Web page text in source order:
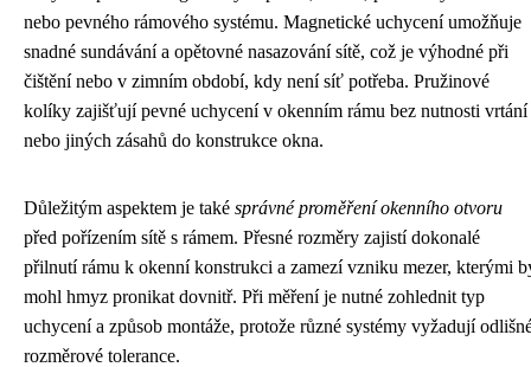
nebo pevného rámového systému. Magnetické uchycení umožňuje
snadné sundávání a opětovné nasazování sítě, což je výhodné při
čištění nebo v zimním období, kdy není síť potřeba. Pružinové
kolíky zajišťují pevné uchycení v okenním rámu bez nutnosti vrtání
nebo jiných zásahů do konstrukce okna.
Důležitým aspektem je také správné proměření okenního otvoru
před pořízením sítě s rámem. Přesné rozměry zajistí dokonalé
přilnutí rámu k okenní konstrukci a zamezí vzniku mezer, kterými
mohl hmyz pronikat dovnitř. Při měření je nutné zohlednit typ
uchycení a způsob montáže, protože různé systémy vyžadují
rozměrové tolerance.